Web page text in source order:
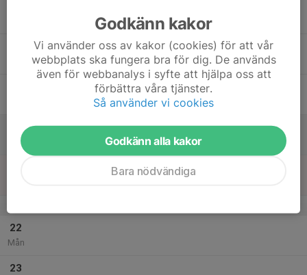
Lör
22
Mån
23
Godkänn kakor
Vi använder oss av kakor (cookies) för att vår
webbplats ska fungera bra för dig. De används
även för webbanalys i syfte att hjälpa oss att
förbättra våra tjänster.
Så använder vi cookies
Godkänn alla kakor
Bara nödvändiga